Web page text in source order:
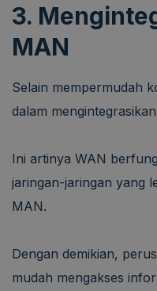
3.
MAN
Selain mempermudah
dalam mengintegrasikan
Ini artinya WAN
jaringan-jaringan yang
MAN.
Dengan demikian,
mudah mengakses